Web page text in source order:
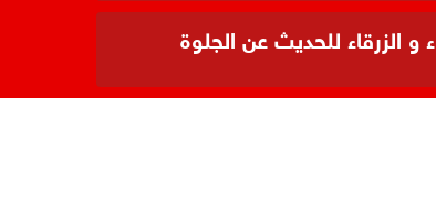
الزرقاء للحديث عن الجلوة